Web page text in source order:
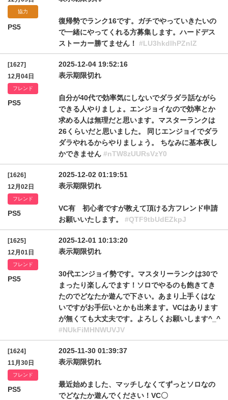
協力
PS5
復帰勢でランク16です。ガチでやっていきたいの
で一緒にやってくれる方募集します。ハードデス
ストーカー勝てません！ #LU3hkdlhPZnlZ
[1627]
12月04日
フレンド
PS5
2025-12-04 19:52:16
表示期限切れ
自分が40代で効率気にしないでダラダラ話ながら
できる人やりましょ。エンジョイなので効率とか
求める人は無理だと思います。マスターランクは
26くらいだと思いました。 同じエンジョイでダラ
ダラやれるからやりましょう。 ちなみに基本夜し
かできません #nTW8zUURsVzY0
[1626]
12月02日
フレンド
PS5
2025-12-02 01:19:51
表示期限切れ
VC有 初心者ですが教えて頂ける方フレンド申請
お願いいたします。 #QTF9tbUdEZkpJ
[1625]
12月01日
フレンド
PS5
2025-12-01 10:13:20
表示期限切れ
30代エンジョイ勢です。マスタリーランクは30で
まったり楽しんでます！ソロでやるのも飽きてき
たのでどなたか遊んで下さい。あまり上手くはな
いですがお手伝いとかも出来ます。VCはあります
が無くても大丈夫です。よろしくお願いします^_^
#NUkFiMHNWUVJV
[1624]
11月30日
フレンド
PS5
2025-11-30 01:39:37
表示期限切れ
最近始めました、マッチしなくてずっとソロなの
でどなたか遊んでください！VC〇